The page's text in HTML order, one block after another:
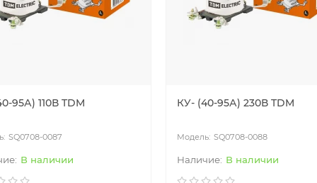
95А) 110В TDM
SQ0708-0087
В наличии
КУ- (40-95А) 230В TDM
SQ0708-0088
В наличии